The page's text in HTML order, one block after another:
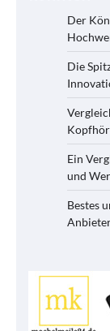
Der
Die
Ein
und
Bestes